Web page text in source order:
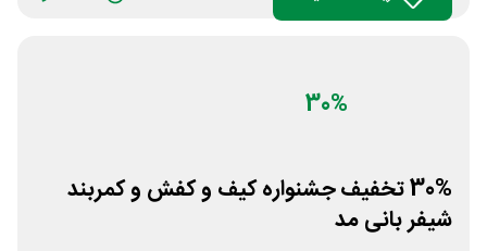
30%
30% تخفیف جشنواره کیف و کفش و کمربند
شیفر بانی مد